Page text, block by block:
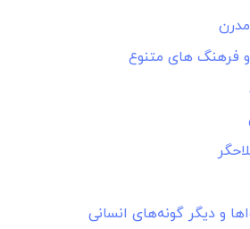
فرهنگ های متنوع
و دیگر گونه‌های انسانی